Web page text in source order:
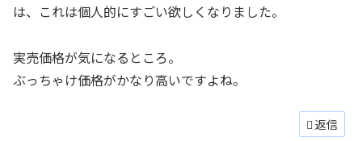
は、これは個人的にすごい欲しくなりました。
実売価格が気になるところ。
ぶっちゃけ価格がかなり高いですよね。
返信